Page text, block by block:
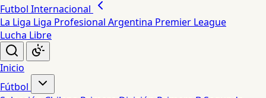
Futbol Internacional
La Liga Liga Profesional Argentina Premier League
Lucha Libre
Inicio
Fútbol